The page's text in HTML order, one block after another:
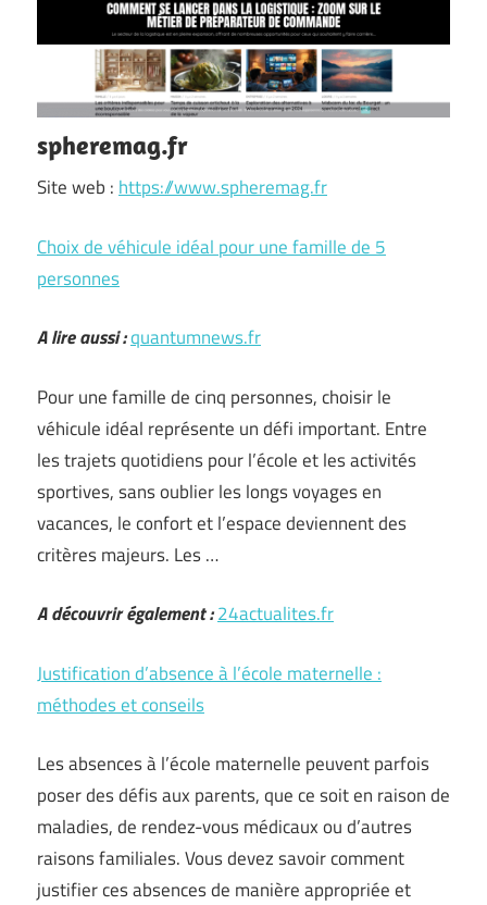
spheremag.fr
Site web : https://www.spheremag.fr
Choix de véhicule idéal pour une famille de 5
personnes
A lire aussi :quantumnews.fr
Pour une famille de cinq personnes, choisir le
véhicule idéal représente un défi important. Entre
les trajets quotidiens pour l’école et les activités
sportives, sans oublier les longs voyages en
vacances, le confort et l’espace deviennent des
critères majeurs. Les …
A découvrir également :24actualites.fr
Justification d’absence à l’école maternelle :
méthodes et conseils
Les absences à l’école maternelle peuvent parfois
poser des défis aux parents, que ce soit en raison de
maladies, de rendez-vous médicaux ou d’autres
raisons familiales. Vous devez savoir comment
justifier ces absences de manière appropriée et